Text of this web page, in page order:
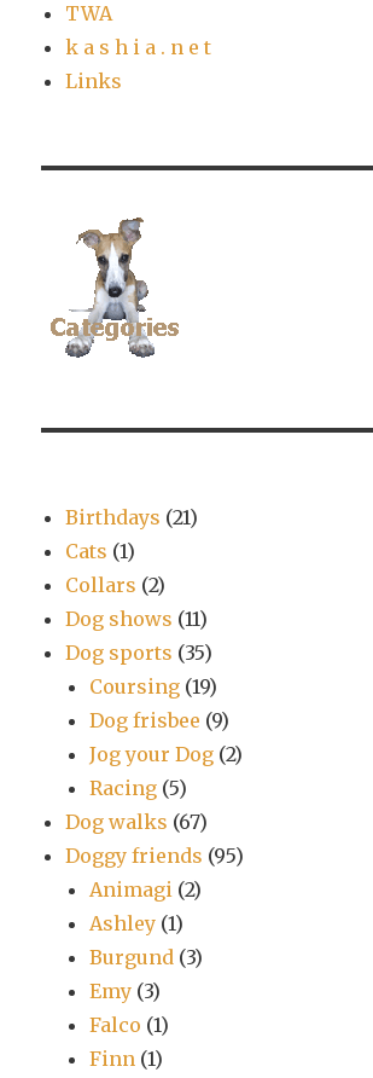
TWA
k a s h i a . n e t
Links
Birthdays (21)
Cats (1)
Collars (2)
Dog shows (11)
Dog sports (35)
Coursing (19)
Dog frisbee (9)
Jog your Dog (2)
Racing (5)
Dog walks (67)
Doggy friends (95)
Animagi (2)
Ashley (1)
Burgund (3)
Emy (3)
Falco (1)
Finn (1)